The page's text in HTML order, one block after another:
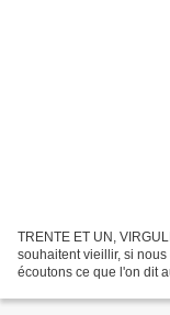
TRENTE ET UN,
souhaitent vieillir, si
écoutons ce que l'on dit